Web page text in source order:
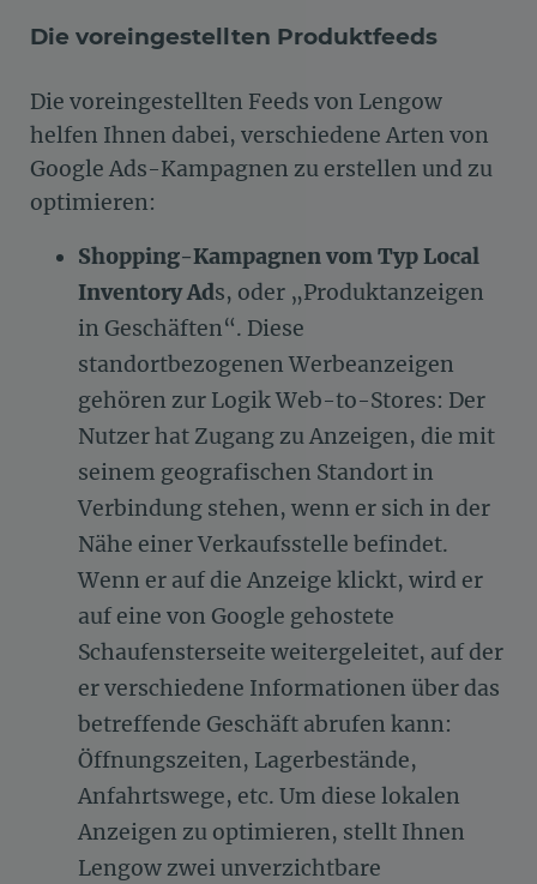
Die voreingestellten Produktfeeds
Die voreingestellten Feeds von Lengow
helfen Ihnen dabei, verschiedene Arten von
Google Ads-Kampagnen zu erstellen und zu
optimieren:
Shopping-Kampagnen vom Typ Local
Inventory Ads, oder „Produktanzeigen
in Geschäften“. Diese
standortbezogenen Werbeanzeigen
gehören zur Logik Web-to-Stores: Der
Nutzer hat Zugang zu Anzeigen, die mit
seinem geografischen Standort in
Verbindung stehen, wenn er sich in der
Nähe einer Verkaufsstelle befindet.
Wenn er auf die Anzeige klickt, wird er
auf eine von Google gehostete
Schaufensterseite weitergeleitet, auf der
er verschiedene Informationen über das
betreffende Geschäft abrufen kann:
Öffnungszeiten, Lagerbestände,
Anfahrtswege, etc. Um diese lokalen
Anzeigen zu optimieren, stellt Ihnen
Lengow zwei unverzichtbare